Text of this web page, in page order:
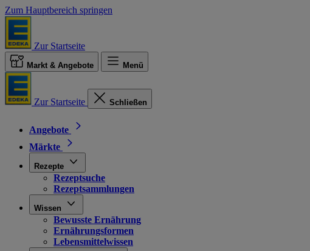
Zum Hauptbereich springen
Zur Startseite
Markt & Angebote Menü
Zur Startseite Schließen
Angebote
Märkte
Rezepte
Rezeptsuche
Rezeptsammlungen
Wissen
Bewusste Ernährung
Ernährungsformen
Lebensmittelwissen